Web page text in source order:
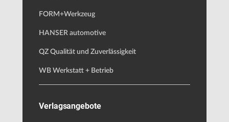
FORM+Werkzeug
HANSER automotive
QZ Qualität und Zuverlässigkeit
WB Werkstatt + Betrieb
Verlagsangebote